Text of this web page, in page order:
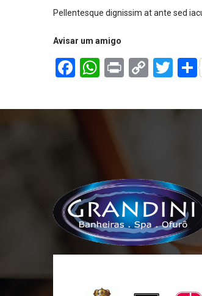
Pellentesque dignissim at ante sed
Avisar um amigo
Facebook
WhatsApp
PrintCopy